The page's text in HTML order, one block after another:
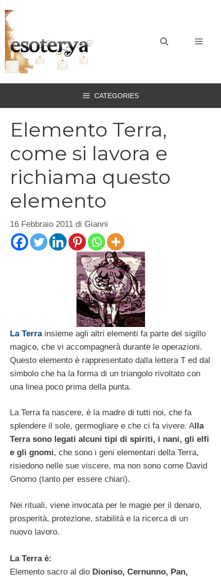
al
contenuto
CATEGORIES
Elemento Terra,
come si lavora e
richiama questo
elemento
16 Febbraio 2011 di Gianni
La Terrainsieme agli altri elementi fa parte del sigillo
magico, che vi accompagnerà durante le operazioni.
Questo elemento è rappresentato dalla lettera T ed dal
simbolo che ha la forma di un triangolo rivoltato con
una linea poco prima della punta.
La Terra fa nascere, è la madre di tutti noi, che fa
splendere il sole, germogliare e che ci fa vivere. Alla
Terra sono legati alcuni tipi di spiriti, i nani, gli elfi
e gli gnomi, che sono i geni elementari della Terra,
risiedono nelle sue viscere, ma non sono come David
Gnomo (tanto per essere chiari).
Nei rituali, viene invocata per le magie per il denaro,
prosperità, protezione, stabilità e la ricerca di un
nuovo lavoro.
La Terra è:
Elemento sacro al dio Dioniso, Cernunno, Pan,